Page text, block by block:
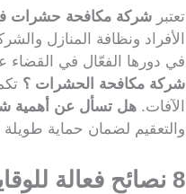
تعتبر شركة مكافحة حشرات
الأفراد ونظافة المنازل
في دورها الفعّال في القضاء
شركة مكافحة الحشرات ؟
الآفات. هل تسأل عن أهمية
والتعقيم لضمان حماية
8 نصائح فعالة